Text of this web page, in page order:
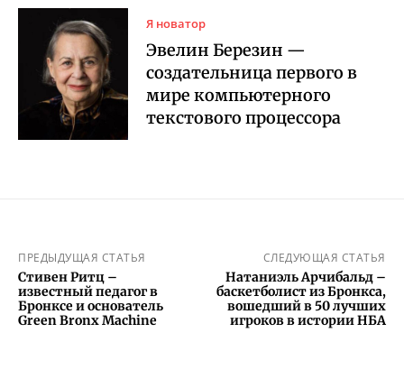
Я новатор
Эвелин Березин —
создательница первого в
мире компьютерного
текстового процессора
ПРЕДЫДУЩАЯ СТАТЬЯ
Стивен Ритц –
известный педагог в
Бронксе и основатель
Green Bronx Machine
СЛЕДУЮЩАЯ СТАТЬЯ
Натаниэль Арчибальд –
баскетболист из Бронкса,
вошедший в 50 лучших
игроков в истории НБА